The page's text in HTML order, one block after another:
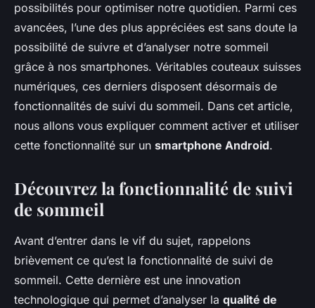
possibilités pour optimiser notre quotidien. Parmi ces
avancées, l’une des plus appréciées est sans doute la
possibilité de suivre et d’analyser notre sommeil
grâce à nos smartphones. Véritables couteaux suisses
numériques, ces derniers disposent désormais de
fonctionnalités de suivi du sommeil. Dans cet article,
nous allons vous expliquer comment activer et utiliser
cette fonctionnalité sur un smartphone Android.
Découvrez la fonctionnalité de suivi
de sommeil
Avant d’entrer dans le vif du sujet, rappelons
brièvement ce qu’est la fonctionnalité de suivi de
sommeil. Cette dernière est une innovation
technologique qui permet d’analyser la qualité de